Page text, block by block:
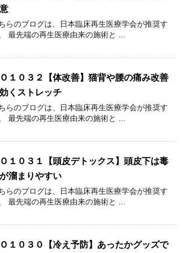
らのブログは、日本臨床再生医療学会が推奨す
最先端の再生医療由来の施術と ...
１０３２【体改善】猫背や腰の痛み改善
くストレッチ
らのブログは、日本臨床再生医療学会が推奨す
最先端の再生医療由来の施術と ...
１０３１【頭皮デトックス】頭皮下は毒
溜まりやすい
らのブログは、日本臨床再生医療学会が推奨す
最先端の再生医療由来の施術と ...
１０３０【冷え予防】あったかグッズで